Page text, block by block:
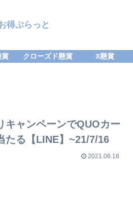
得ぷらっと
賞 クローズド懸賞 X懸賞
キャンペーンでQUOカー
たる【LINE】~21/7/16
2021.06.18